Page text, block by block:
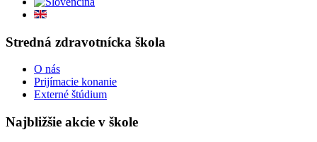
Stredná zdravotnícka škola
O nás
Prijímacie konanie
Externé štúdium
Najbližšie akcie v škole